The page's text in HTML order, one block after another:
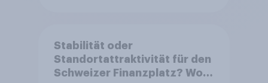
Stabilität oder
Standortattraktivität für den
Schweizer Finanzplatz? Wo